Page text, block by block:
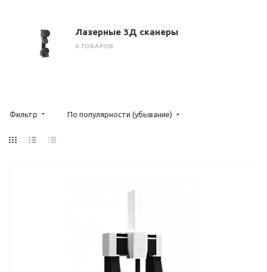
Лазерные 3Д сканеры
6 ТОВАРОВ
Фильтр По популярности (убывание)